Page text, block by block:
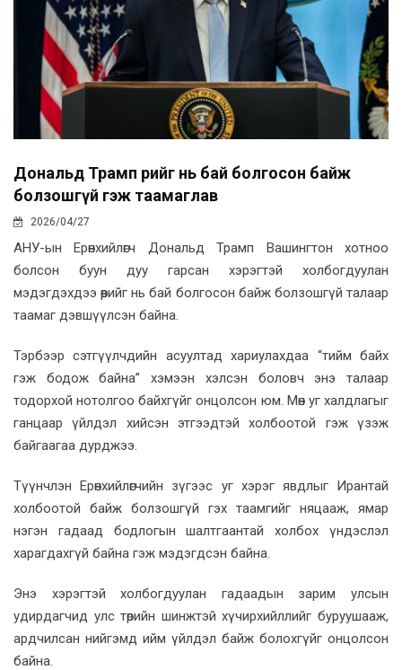
Дональд Трамп өөрийг нь бай болгосон байж
болзошгүй гэж таамаглав
2026/04/27
АНУ-ын Ерөнхийлөгч Дональд Трамп Вашингтон хотноо
болсон буун дуу гарсан хэрэгтэй холбогдуулан
мэдэгдэхдээ өөрийг нь бай болгосон байж болзошгүй талаар
таамаг дэвшүүлсэн байна.
Тэрбээр сэтгүүлчдийн асуултад хариулахдаа “тийм байх
гэж бодож байна” хэмээн хэлсэн боловч энэ талаар
тодорхой нотолгоо байхгүйг онцолсон юм. Мөн уг халдлагыг
ганцаар үйлдэл хийсэн этгээдтэй холбоотой гэж үзэж
байгаагаа дурджээ.
Түүнчлэн Ерөнхийлөгчийн зүгээс уг хэрэг явдлыг Ирантай
холбоотой байж болзошгүй гэх таамгийг няцааж, ямар
нэгэн гадаад бодлогын шалтгаантай холбох үндэслэл
харагдахгүй байна гэж мэдэгдсэн байна.
Энэ хэрэгтэй холбогдуулан гадаадын зарим улсын
удирдагчид улс төрийн шинжтэй хүчирхийллийг буруушааж,
ардчилсан нийгэмд ийм үйлдэл байж болохгүйг онцолсон
байна.